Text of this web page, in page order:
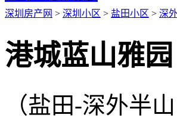
深圳房产网 > 深圳小区 > 盐田小区 > 深
港城蓝山雅园
（盐田-深外半